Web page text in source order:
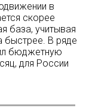
в
скорее
база, учитывая
быстрее. В ряде
бюджетную
для России